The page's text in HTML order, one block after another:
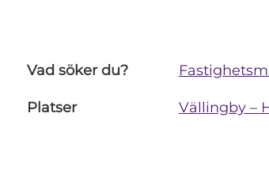
Vad söker du?
Platser Vällingby –